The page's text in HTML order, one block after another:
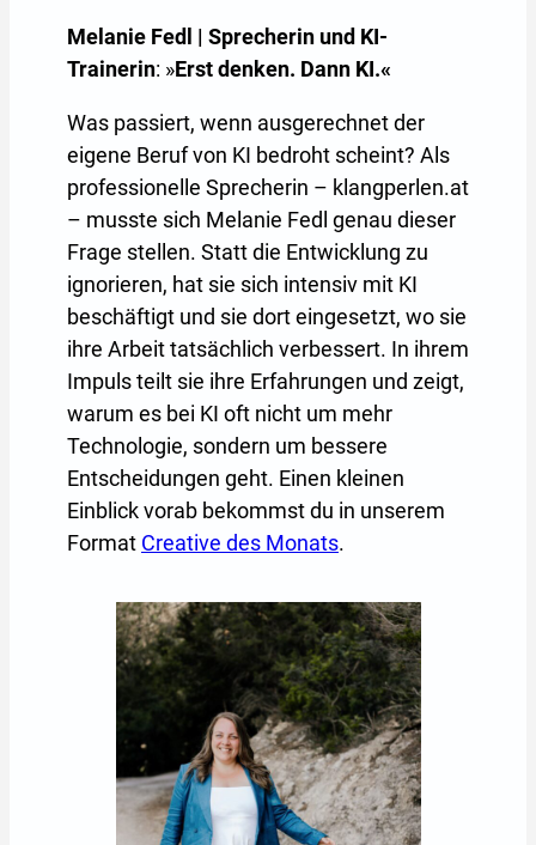
Melanie Fedl | Sprecherin und KI-
Trainerin: »Erst denken. Dann KI.«
Was passiert, wenn ausgerechnet der
eigene Beruf von KI bedroht scheint? Als
professionelle Sprecherin – klangperlen.at
– musste sich Melanie Fedl genau dieser
Frage stellen. Statt die Entwicklung zu
ignorieren, hat sie sich intensiv mit KI
beschäftigt und sie dort eingesetzt, wo sie
ihre Arbeit tatsächlich verbessert. In ihrem
Impuls teilt sie ihre Erfahrungen und zeigt,
warum es bei KI oft nicht um mehr
Technologie, sondern um bessere
Entscheidungen geht. Einen kleinen
Einblick vorab bekommst du in unserem
Format Creative des Monats.